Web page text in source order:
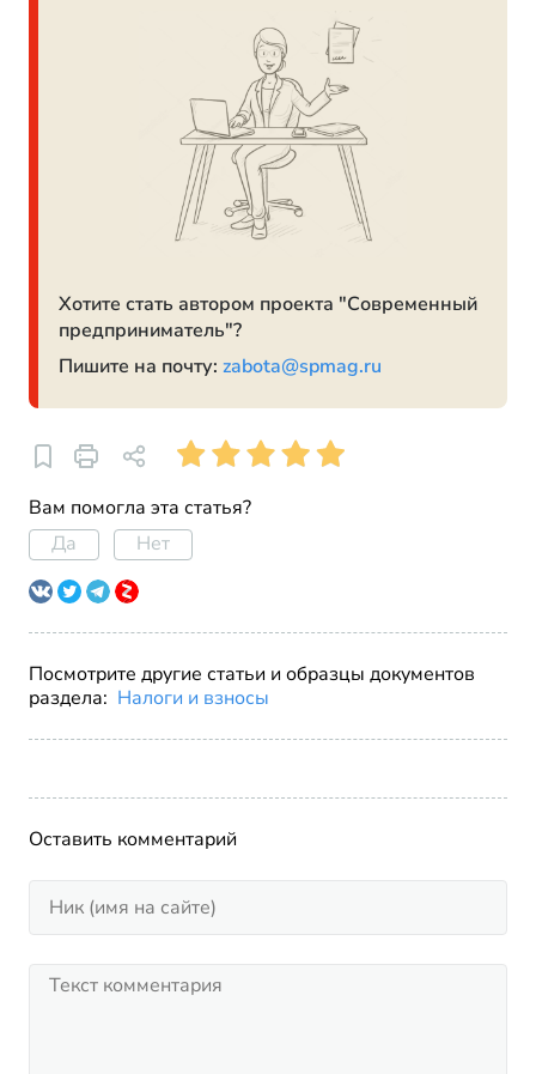
Хотите стать автором проекта "Современный
предприниматель"?
Пишите на почту: zabota@spmag.ru
Вам помогла эта статья?
Да
Нет
Посмотрите другие статьи и образцы документов
раздела: Налоги и взносы
Оставить комментарий